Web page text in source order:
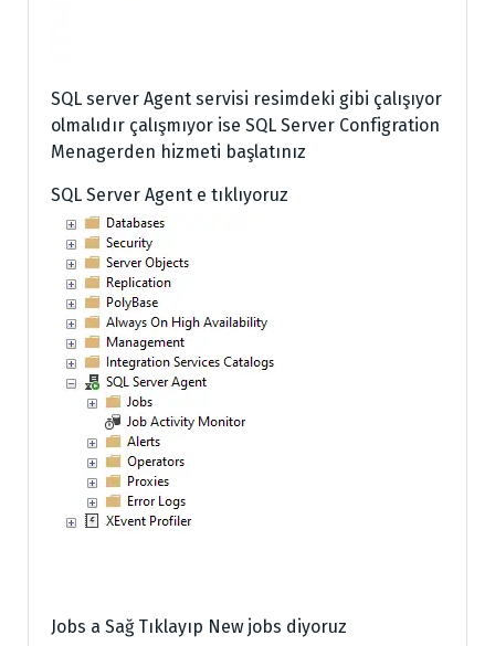
SQL server Agent servisi resimdeki gibi çalışıyor
olmalıdır çalışmıyor ise SQL Server Configration
Menagerden hizmeti başlatınız
SQL Server Agent e tıklıyoruz
Jobs a Sağ Tıklayıp New jobs diyoruz